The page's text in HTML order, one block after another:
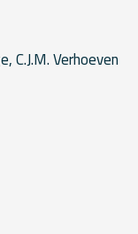
C.J.M. Verhoeven